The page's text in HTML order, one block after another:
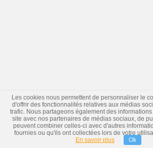
Les cookies nous permettent de personnaliser le
d'offrir des fonctionnalités relatives aux médias
trafic. Nous partageons également des
site avec nos partenaires de médias sociaux, de
peuvent combiner celles-ci avec d'autres
fournies ou qu'ils ont collectées lors de votre
En savoir plus
Ok